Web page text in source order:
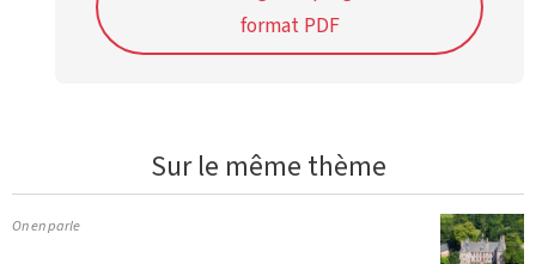
format PDF
Sur le même thème
On en parle